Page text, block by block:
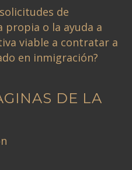
de
o la ayuda a
viable a contratar a
en inmigración?
DE LA